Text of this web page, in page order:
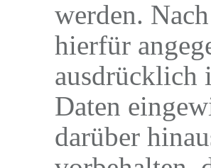
werden.
hierfür
ausdrücklich
Daten
darüber